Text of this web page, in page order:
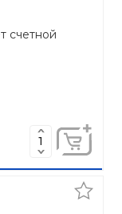
счетной